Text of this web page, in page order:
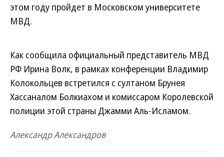
этом году пройдет в Московском университете
МВД.
Как сообщила официальный представитель МВД
РФ Ирина Волк, в рамках конференции Владимир
Колокольцев встретился с султаном Брунея
Хассаналом Болкиахом и комиссаром Королевской
полиции этой страны Джамми Аль-Исламом.
Александр Александров